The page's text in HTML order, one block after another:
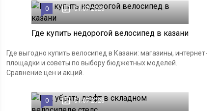
0 01.07.2026
Где купить недорогой велосипед в казани
Где выгодно купить велосипед в Казани: магазины, интернет-
площадки и советы по выбору бюджетных моделей.
Сравнение цен и акций.
0 01.07.2026